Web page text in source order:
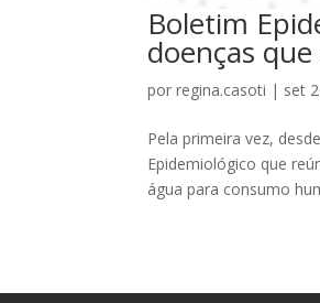
Boletim
doenças
porregina.casoti | set
Pela primeira vez,
Epidemiológico que
água para consumo